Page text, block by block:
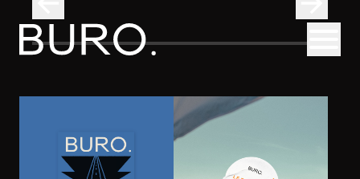
BURO.
ONAJ JEDAN PROIZVOD KOJI
STALNO SELIMO SA POLICE U